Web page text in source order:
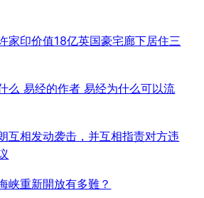
家印价值18亿英国豪宅廊下居住三
么 易经的作者 易经为什么可以流
互相发动袭击，并互相指责对方违
峡重新開放有多難？